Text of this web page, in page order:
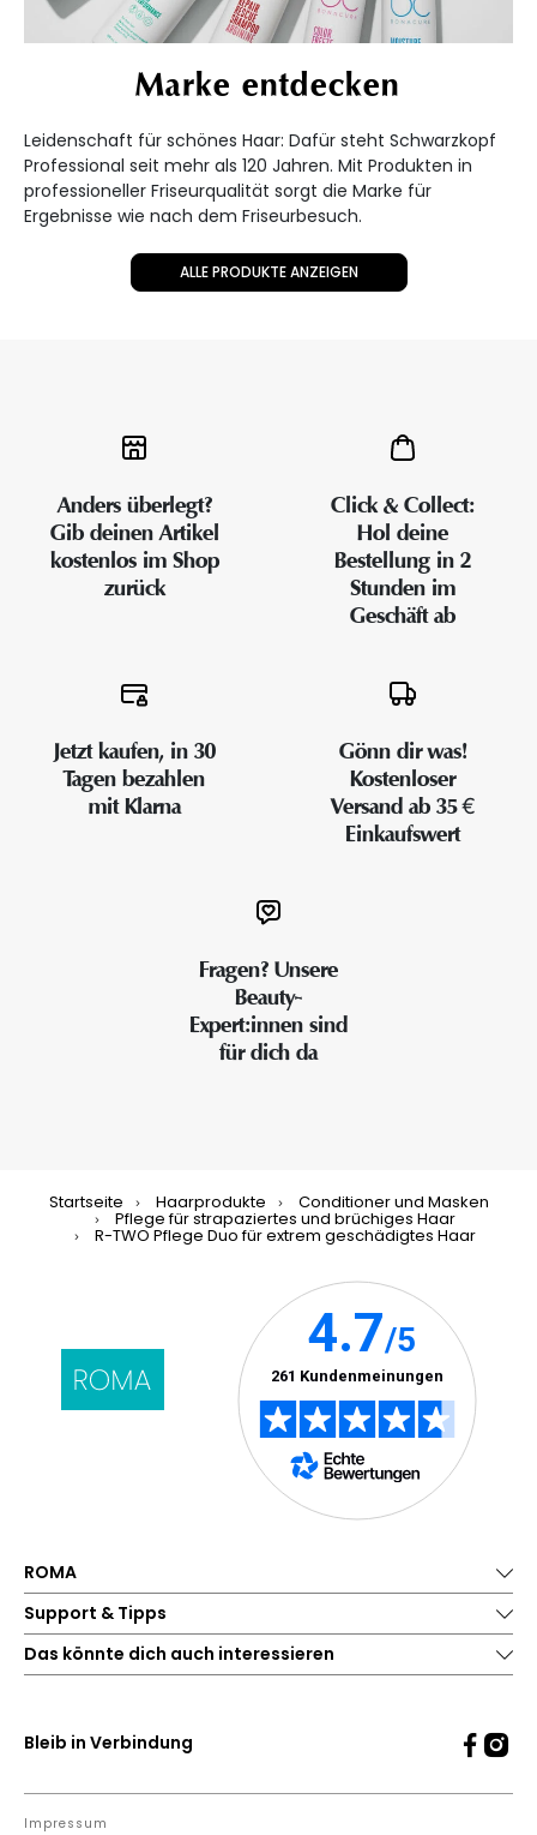
Marke entdecken
Leidenschaft für schönes Haar: Dafür steht Schwarzkopf
Professional seit mehr als 120 Jahren. Mit Produkten in
professioneller Friseurqualität sorgt die Marke für
Ergebnisse wie nach dem Friseurbesuch.
ALLE PRODUKTE ANZEIGEN
Anders überlegt?
Gib deinen Artikel
kostenlos im Shop
zurück
Click & Collect:
Hol deine
Bestellung in 2
Stunden im
Geschäft ab
Jetzt kaufen, in 30
Tagen bezahlen
mit Klarna
Gönn dir was!
Kostenloser
Versand ab 35 €
Einkaufswert
Fragen? Unsere
Beauty-
Expert:innen sind
für dich da
Startseite Haarprodukte Conditioner und Masken
Pflege für strapaziertes und brüchiges Haar
R-TWO Pflege Duo für extrem geschädigtes Haar
ROMA
Support & Tipps
Das könnte dich auch interessieren
Bleib in Verbindung
Impressum